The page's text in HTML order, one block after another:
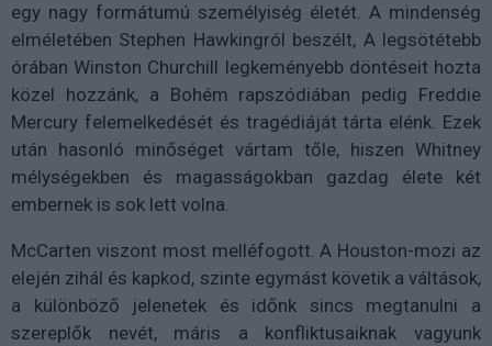
egy nagy formátumú személyiség életét. A mindenség
elméletében Stephen Hawkingról beszélt, A legsötétebb
órában Winston Churchill legkeményebb döntéseit hozta
közel hozzánk, a Bohém rapszódiában pedig Freddie
Mercury felemelkedését és tragédiáját tárta elénk. Ezek
után hasonló minőséget vártam tőle, hiszen Whitney
mélységekben és magasságokban gazdag élete két
embernek is sok lett volna.
McCarten viszont most melléfogott. A Houston-mozi az
elején zihál és kapkod, szinte egymást követik a váltások,
a különböző jelenetek és időnk sincs megtanulni a
szereplők nevét, máris a konfliktusaiknak vagyunk